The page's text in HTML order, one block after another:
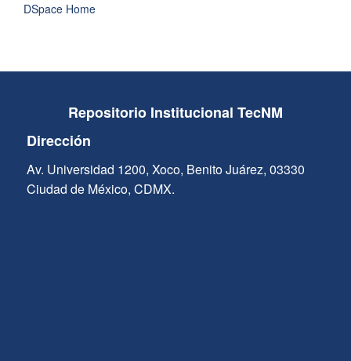
DSpace Home
Repositorio Institucional TecNM
Dirección
Av. Universidad 1200, Xoco, Benito Juárez, 03330
Ciudad de México, CDMX.